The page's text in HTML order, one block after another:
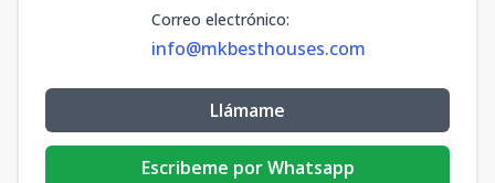
Correo electrónico:
info@mkbesthouses.com
Llámame
Escribeme por Whatsapp